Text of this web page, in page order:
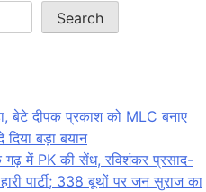
Search
बेटे दीपक प्रकाश को MLC बनाए
बड़ा बयान
में PK की सेंध, रविशंकर प्रसाद-
पार्टी; 338 बूथों पर जन सुराज का